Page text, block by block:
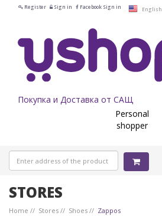
Register Sign in Facebook Sign in English
Покупка и Доставка от САЩ
Personal
shopper
STORES
Home Stores Shoes Zappos